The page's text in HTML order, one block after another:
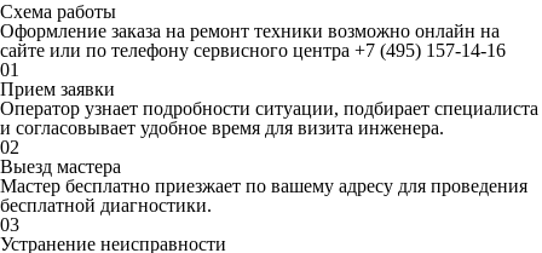
Схема работы
Оформление заказа на ремонт техники возможно онлайн на
сайте или по телефону сервисного центра +7 (495) 157-14-16
01
Прием заявки
Оператор узнает подробности ситуации, подбирает специалиста
и согласовывает удобное время для визита инженера.
02
Выезд мастера
Мастер бесплатно приезжает по вашему адресу для проведения
бесплатной диагностики.
03
Устранение неисправности